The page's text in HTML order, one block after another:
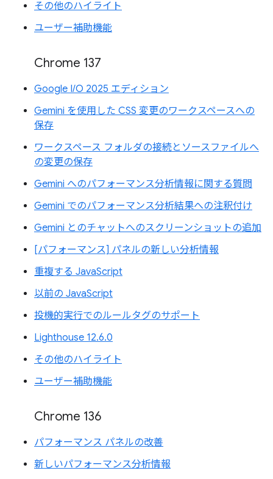
その他のハイライト
ユーザー補助機能
Chrome 137
Google I/O 2025 エディション
Gemini を使用した CSS 変更のワークスペースへの
保存
ワークスペース フォルダの接続とソースファイルへ
の変更の保存
Gemini へのパフォーマンス分析情報に関する質問
Gemini でのパフォーマンス分析結果への注釈付け
Gemini とのチャットへのスクリーンショットの追加
[パフォーマンス] パネルの新しい分析情報
重複する JavaScript
以前の JavaScript
投機的実行でのルールタグのサポート
Lighthouse 12.6.0
その他のハイライト
ユーザー補助機能
Chrome 136
パフォーマンス パネルの改善
新しいパフォーマンス分析情報